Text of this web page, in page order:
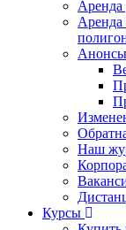
Аренда
Анонсы
Наш
Курсы